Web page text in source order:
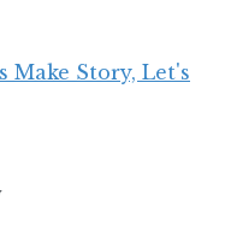
Make Story, Let's